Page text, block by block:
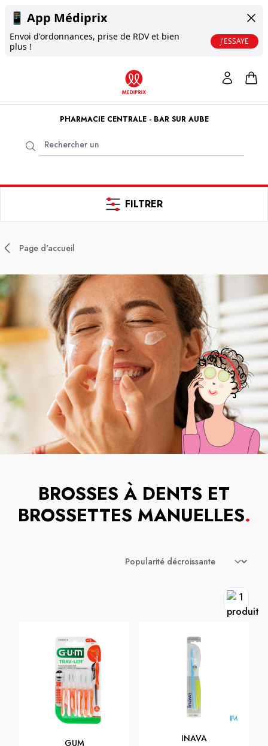
📱 App Médiprix
Envoi d'ordonnances, prise de RDV et bien
plus !
J'ESSAYE
PHARMACIE CENTRALE - BAR SUR AUBE
FILTRER
Page d'accueil
BROSSES À DENTS ET
BROSSETTES MANUELLES.
GUM INAVA